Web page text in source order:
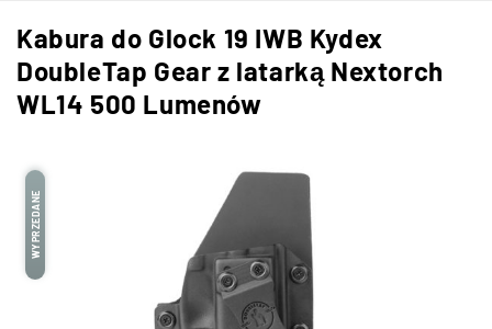
Kabura do Glock 19 IWB Kydex
DoubleTap Gear z latarką Nextorch
WL14 500 Lumenów
WYPRZEDANE